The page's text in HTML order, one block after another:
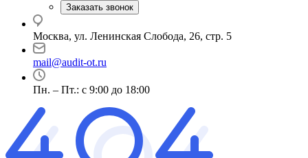
Заказать звонок
Москва, ул. Ленинская Слобода, 26, стр. 5
mail@audit-ot.ru
Пн. – Пт.: с 9:00 до 18:00